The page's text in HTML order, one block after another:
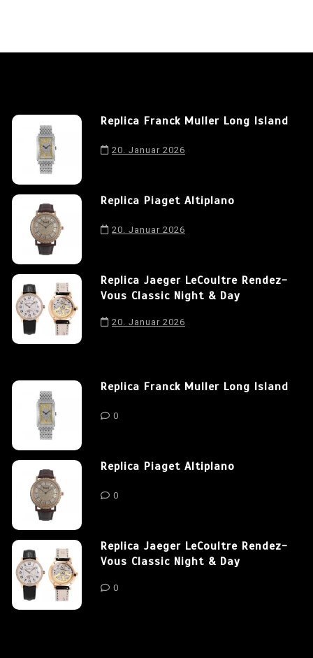
Replica Franck Muller Long Island
20. Januar 2026
Replica Piaget Altiplano
20. Januar 2026
Replica Jaeger LeCoultre Rendez-
Vous Classic Night & Day
20. Januar 2026
Replica Franck Muller Long Island
0
Replica Piaget Altiplano
0
Replica Jaeger LeCoultre Rendez-
Vous Classic Night & Day
0